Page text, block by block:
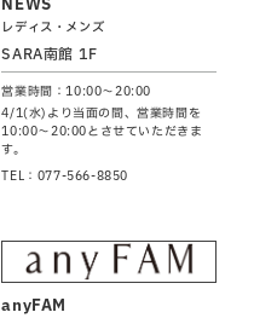
NEWS
レディス・メンズ
SARA南館 1F
営業時間：10:00～20:00
4/1(水)より当面の間、営業時間を
10:00～20:00とさせていただきま
す。
TEL：077-566-8850
anyFAM